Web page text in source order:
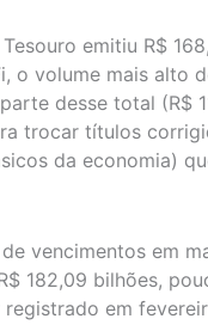
emitiu R$
o volume mais alto
desse total (R$
trocar títulos
da economia)
vencimentos em
182,09 bilhões,
em